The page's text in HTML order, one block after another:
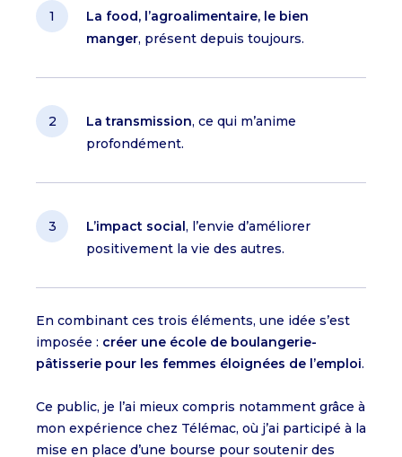
La food, l’agroalimentaire, le bien
manger, présent depuis toujours.
La transmission, ce qui m’anime
profondément.
L’impact social, l’envie d’améliorer
positivement la vie des autres.
En combinant ces trois éléments, une idée s’est
imposée : créer une école de boulangerie-
pâtisserie pour les femmes éloignées de l’emploi.
Ce public, je l’ai mieux compris notamment grâce à
mon expérience chez Télémac, où j’ai participé à la
mise en place d’une bourse pour soutenir des